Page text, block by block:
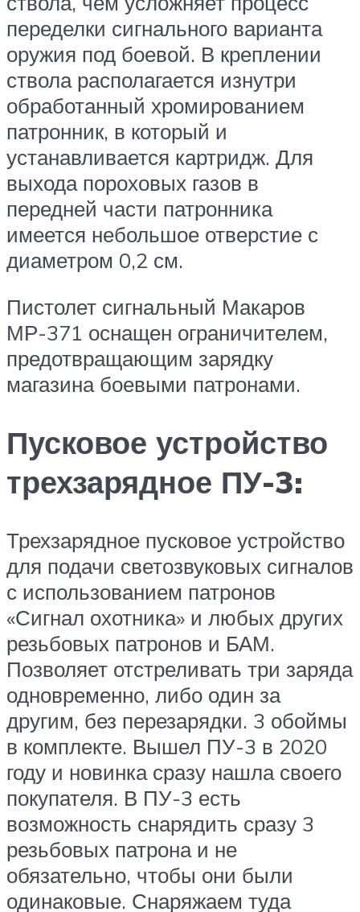
переделки сигнального варианта
оружия под боевой. В креплении
ствола располагается изнутри
обработанный хромированием
патронник, в который и
устанавливается картридж. Для
выхода пороховых газов в
передней части патронника
имеется небольшое отверстие с
диаметром 0,2 см.
Пистолет сигнальный Макаров
МР-371 оснащен ограничителем,
предотвращающим зарядку
магазина боевыми патронами.
Пусковое устройство
трехзарядное ПУ-3:
Трехзарядное пусковое устройство
для подачи светозвуковых сигналов
с использованием патронов
«Сигнал охотника» и любых других
резьбовых патронов и БАМ.
Позволяет отстреливать три заряда
одновременно, либо один за
другим, без перезарядки. 3 обоймы
в комплекте. Вышел ПУ-3 в 2020
году и новинка сразу нашла своего
покупателя. В ПУ-3 есть
возможность снарядить сразу 3
резьбовых патрона и не
обязательно, чтобы они были
одинаковые. Снаряжаем туда